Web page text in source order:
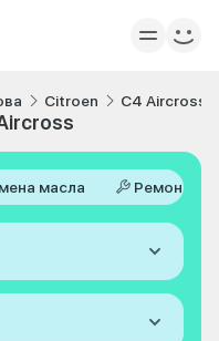
Citroen C4 Aircross
масла Ремонт